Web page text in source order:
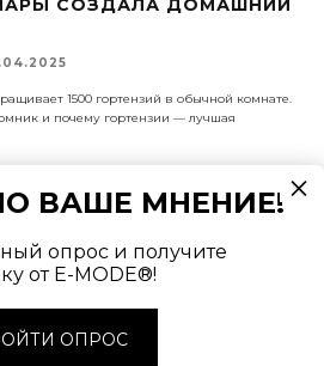
СОЗДАЛА ДОМАШНИЙ
1500 гортензий в обычной комнате.
и почему гортензии — лучшая
ВАШЕ МНЕНИЕ!
опрос и получите
от E-MODE®!
ОПРОС